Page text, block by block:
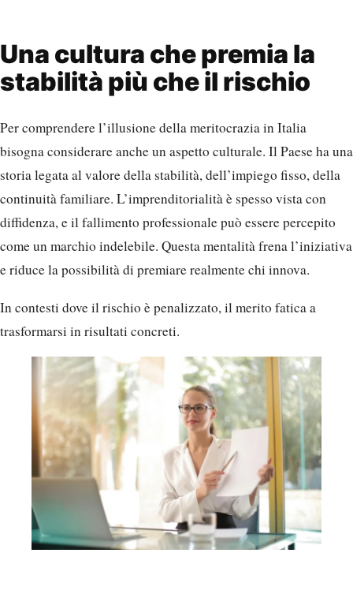
Una cultura che premia la
stabilità più che il rischio
Per comprendere l’illusione della meritocrazia in Italia
bisogna considerare anche un aspetto culturale. Il Paese ha una
storia legata al valore della stabilità, dell’impiego fisso, della
continuità familiare. L’imprenditorialità è spesso vista con
diffidenza, e il fallimento professionale può essere percepito
come un marchio indelebile. Questa mentalità frena l’iniziativa
e riduce la possibilità di premiare realmente chi innova.
In contesti dove il rischio è penalizzato, il merito fatica a
trasformarsi in risultati concreti.